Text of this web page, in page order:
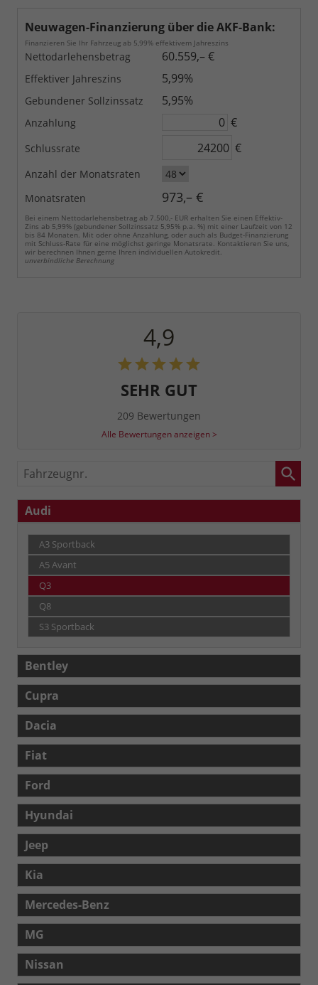
Neuwagen-Finanzierung über die AKF-Bank:
Finanzieren Sie Ihr Fahrzeug ab 5,99% effektivem Jahreszins
Nettodarlehensbetrag 60.559,– €
Effektiver Jahreszins 5,99%
Gebundener Sollzinssatz 5,95%
Anzahlung €
Schlussrate €
Anzahl der Monatsraten
Monatsraten
973,– €
Bei einem Nettodarlehensbetrag ab 7.500,- EUR erhalten Sie einen Effektiv-
Zins ab 5,99% (gebundener Sollzinssatz 5,95% p.a. %) mit einer Laufzeit von 12
bis 84 Monaten. Mit oder ohne Anzahlung, oder auch als Budget-Finanzierung
mit Schluss-Rate für eine möglichst geringe Monatsrate. Kontaktieren Sie uns,
wir berechnen Ihnen gerne Ihren individuellen Autokredit.
unverbindliche Berechnung
4,9
SEHR GUT
209 Bewertungen
Alle Bewertungen anzeigen >
Fahrzeugnr.
Audi
A3 Sportback
A5 Avant
Q3
Q8
S3 Sportback
Bentley
Cupra
Dacia
Fiat
Ford
Hyundai
Jeep
Kia
Mercedes-Benz
MG
Nissan